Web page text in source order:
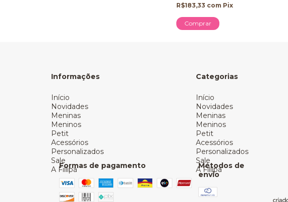
R$183,33 com Pix
Comprar
Informações
Início
Novidades
Meninas
Meninos
Petit
Acessórios
Personalizados
Sale
A Fillipa
Categorias
Início
Novidades
Meninas
Meninos
Petit
Acessórios
Personalizados
Sale
A Fillipa
Formas de pagamento
Métodos de
envio